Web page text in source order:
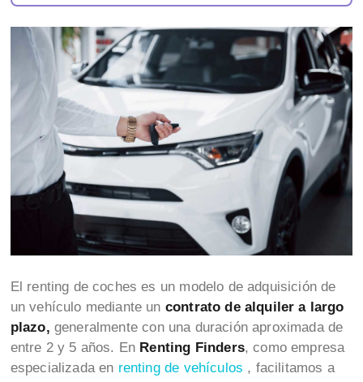
El renting de coches es un modelo de adquisición de
un vehículo mediante un contrato de alquiler a largo
plazo, generalmente con una duración aproximada de
entre 2 y 5 años. En Renting Finders, como empresa
especializada en renting de vehículos , facilitamos a